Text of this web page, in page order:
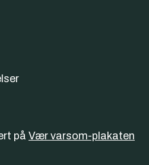
på Vær varsom-plakaten